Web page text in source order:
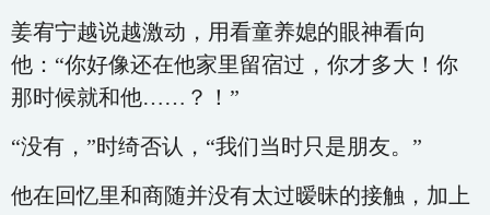
姜宥宁越说越激动，用看童养媳的眼神看向
他：“你好像还在他家里留宿过，你才多大！你
那时候就和他……？！”
“没有，”时绮否认，“我们当时只是朋友。”
他在回忆里和商随并没有太过暧昧的接触，加上